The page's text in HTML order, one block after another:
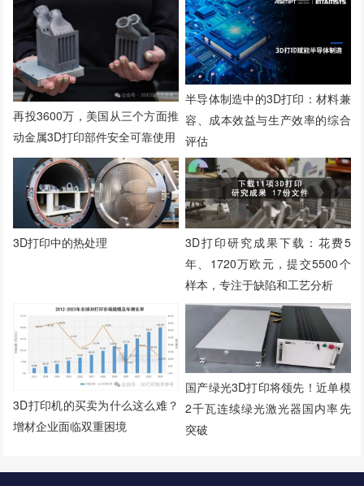
再投3600万，美国从三个方面推
动金属3D打印部件安全可靠使用
半导体制造中的3D打印：材料兼
容、成本效益与生产效率的综合
评估
3D打印中的热处理
3D打印研究成果下载：花费5
年、1720万欧元，提交5500个
样本，专注于缺陷和工艺分析
3D打印机的买卖为什么这么难？
增材企业面临双重困境
国产绿光3D打印将领先！近单模
2千瓦连续绿光激光器国内率先
突破